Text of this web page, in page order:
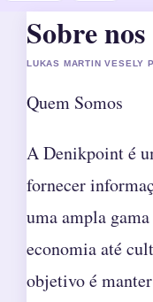
Sobre nos
LUKAS MARTIN VESELY
Quem Somos
A Denikpoint é
fornecer
uma ampla
economia até
objetivo é